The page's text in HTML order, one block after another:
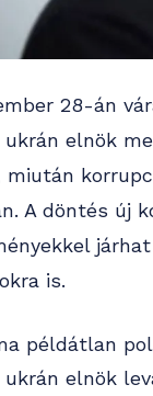
28-án
ukrán elnök
miután
A döntés új
is.
példátlan
ukrán elnök